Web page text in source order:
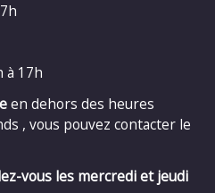
à 17h
en dehors des heures
, vous pouvez contacter le
vous les mercredi et jeudi